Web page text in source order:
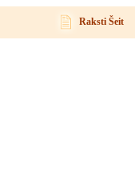
Raksti Šeit